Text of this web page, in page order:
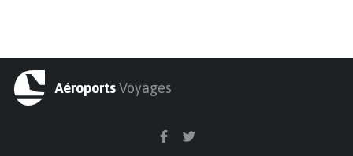
AéroportsVoyages